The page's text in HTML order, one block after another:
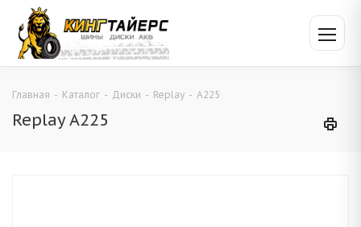
Главная - Каталог - Диски - Replay - A225
Replay A225